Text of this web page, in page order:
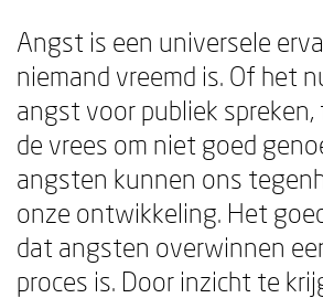
Angst is een universele
niemand vreemd is. Of het
angst voor publiek
de vrees om niet goed
angsten kunnen ons
onze ontwikkeling. Het
dat angsten overwinnen
proces is. Door inzicht te